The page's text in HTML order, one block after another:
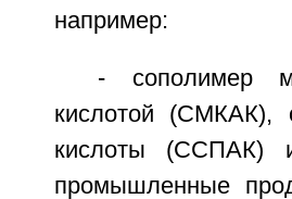
например:
- сополимер
кислотой (СМКАК),
кислоты (ССПАК)
промышленные